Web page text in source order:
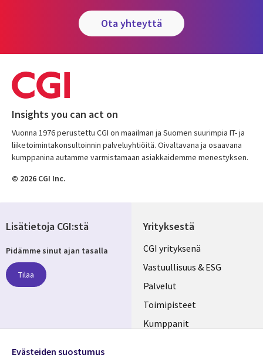
ota yhteyttä
Insights you can act on
Vuonna 1976 perustettu CGI on maailman ja Suomen suurimpia IT- ja
liiketoimintakonsultoinnin palveluyhtiöitä. Oivaltavana ja osaavana
kumppanina autamme varmistamaan asiakkaidemme menestyksen.
© 2026 CGI Inc.
Yrityksestä
Useful
links
FINLAND
CGI yrityksenä
Vastuullisuus & ESG
Palvelut
Toimipisteet
Kumppanit
Lisätietoja CGI:stä
Pidämme sinut ajan tasalla
Tilaa
Evästeiden suostumus